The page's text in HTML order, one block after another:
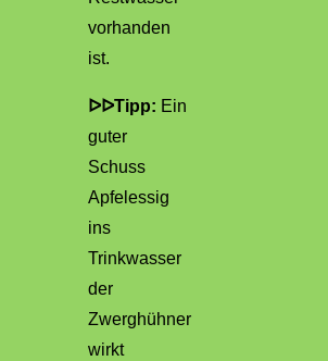
vorhanden
ist.
ᐅᐅTipp: Ein
guter
Schuss
Apfelessig
ins
Trinkwasser
der
Zwerghühner
wirkt